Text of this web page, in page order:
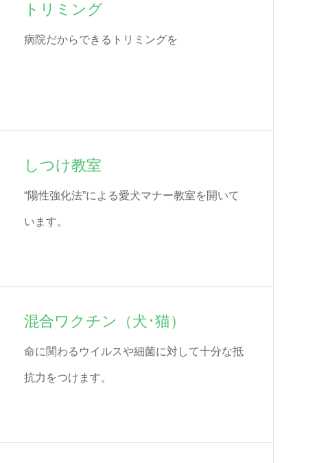
トリミング
病院だからできるトリミングを
しつけ教室
“陽性強化法”による愛犬マナー教室を開いて
います。
混合ワクチン（犬･猫）
命に関わるウイルスや細菌に対して十分な抵
抗力をつけます。